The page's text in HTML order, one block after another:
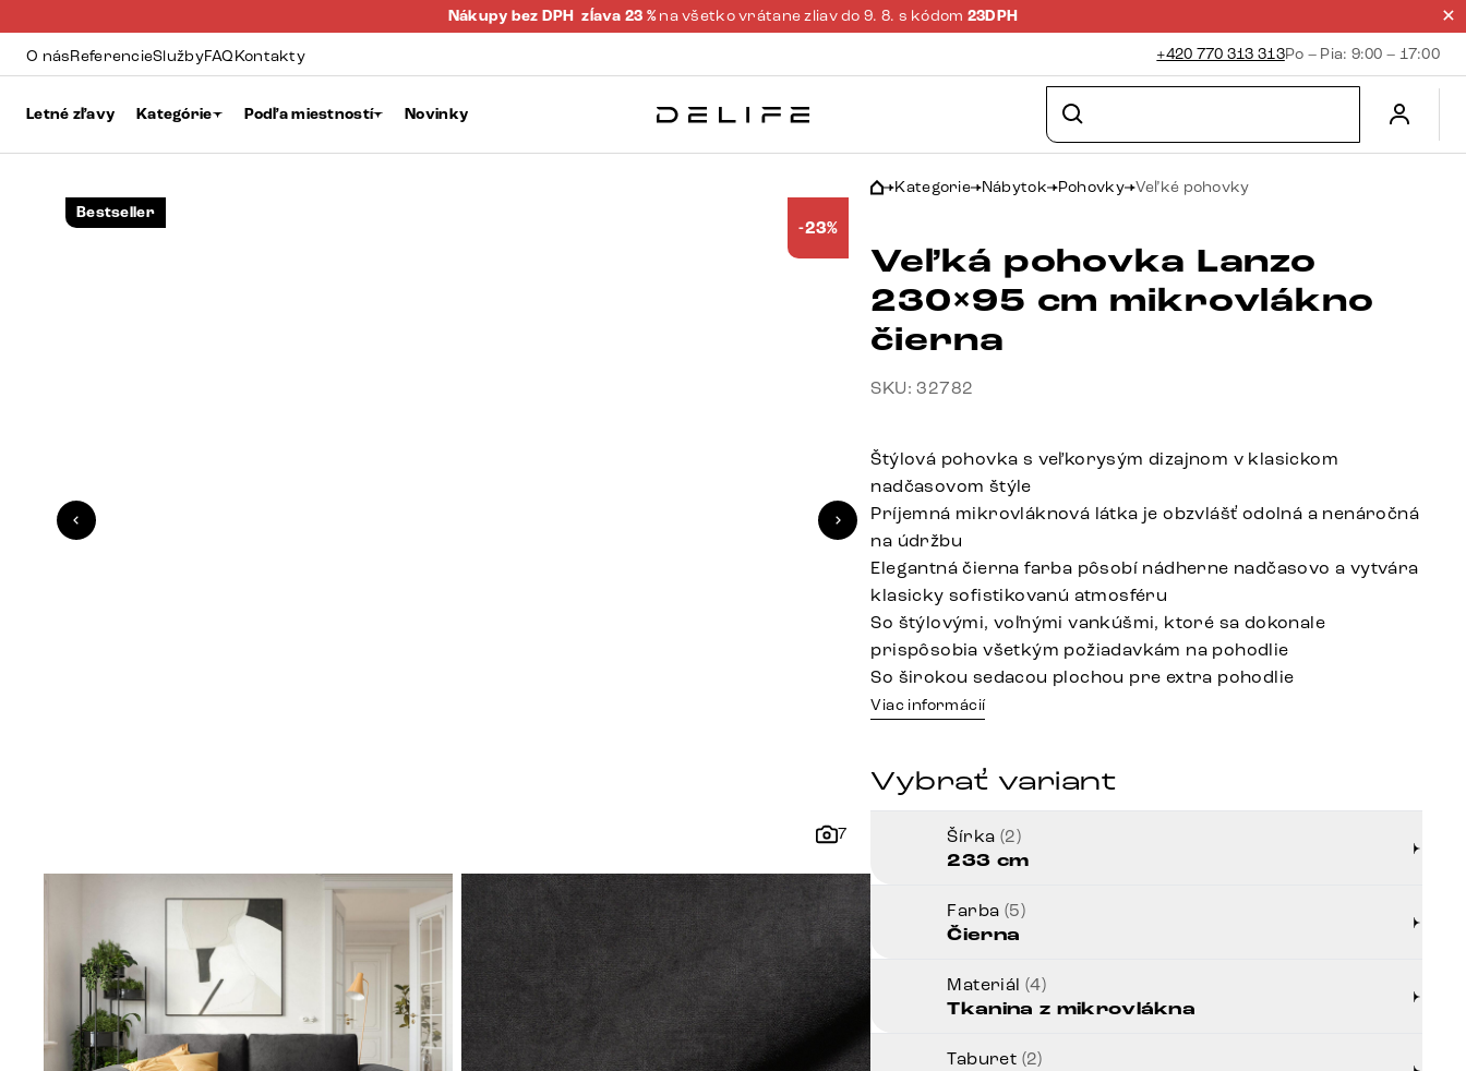
Nákupy bez DPH zĺava 23 % na všetko vrátane zliav do 9. 8. s kódom 23DPH
O násReferencieSlužbyFAQKontakty +420 770 313 313Po – Pia: 9:00 – 17:00
Letné zľavy Kategórie Podľa miestností Novinky
7
Bestseller
-23%
Kategorie Nábytok Pohovky Veľké pohovky
Veľká pohovka Lanzo
230×95 cm mikrovlákno
čierna
SKU: 32782
Štýlová pohovka s veľkorysým dizajnom v klasickom
nadčasovom štýle
Príjemná mikrovláknová látka je obzvlášť odolná a nenáročná
na údržbu
Elegantná čierna farba pôsobí nádherne nadčasovo a vytvára
klasicky sofistikovanú atmosféru
So štýlovými, voľnými vankúšmi, ktoré sa dokonale
prispôsobia všetkým požiadavkám na pohodlie
So širokou sedacou plochou pre extra pohodlie
Viac informácií
Vybrať variant
Šírka (2)
233 cm
Farba (5)
Čierna
Materiál (4)
Tkanina z mikrovlákna
Taburet (2)